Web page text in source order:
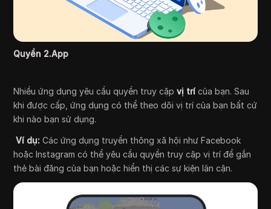
Quyền 2.App
Nhiều ứng dụng yêu cầu quyền truy cậpvị trícủa bạn. Sau
khi được cấp, ứng dụng có thể theo dõi vị trí của bạn bất cứ
khi nào bạn sử dụng.
Ví dụ: Các ứng dụng truyền thông xã hội như Facebook
hoặc Instagram có thể yêu cầu quyền truy cập vị trí để gắn
thẻ bài đăng của bạn hoặc hiển thị các sự kiện lân cận.